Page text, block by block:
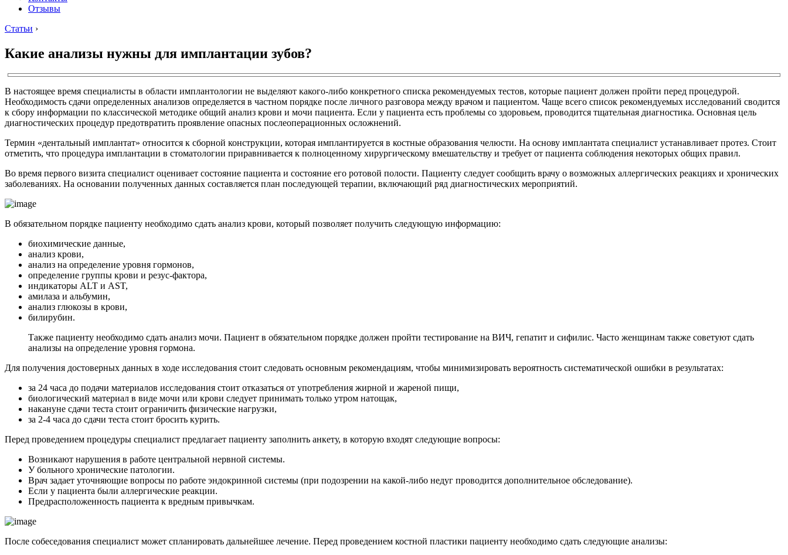
Отзывы
Статьи ›
Какие анализы нужны для имплантации зубов?
В настоящее время специалисты в области имплантологии не выделяют какого-либо конкретного списка рекомендуемых тестов, которые пациент должен пройти перед процедурой.
Необходимость сдачи определенных анализов определяется в частном порядке после личного разговора между врачом и пациентом. Чаще всего список рекомендуемых исследований сводится
к сбору информации по классической методике общий анализ крови и мочи пациента. Если у пациента есть проблемы со здоровьем, проводится тщательная диагностика. Основная цель
диагностических процедур предотвратить проявление опасных послеоперационных осложнений.
Термин «дентальный имплантат» относится к сборной конструкции, которая имплантируется в костные образования челюсти. На основу имплантата специалист устанавливает протез. Стоит
отметить, что процедура имплантации в стоматологии приравнивается к полноценному хирургическому вмешательству и требует от пациента соблюдения некоторых общих правил.
Во время первого визита специалист оценивает состояние пациента и состояние его ротовой полости. Пациенту следует сообщить врачу о возможных аллергических реакциях и хронических
заболеваниях. На основании полученных данных составляется план последующей терапии, включающий ряд диагностических мероприятий.
В обязательном порядке пациенту необходимо сдать анализ крови, который позволяет получить следующую информацию:
биохимические данные,
анализ крови,
анализ на определение уровня гормонов,
определение группы крови и резус-фактора,
индикаторы ALT и AST,
амилаза и альбумин,
анализ глюкозы в крови,
билирубин.
Также пациенту необходимо сдать анализ мочи. Пациент в обязательном порядке должен пройти тестирование на ВИЧ, гепатит и сифилис. Часто женщинам также советуют сдать
анализы на определение уровня гормона.
Для получения достоверных данных в ходе исследования стоит следовать основным рекомендациям, чтобы минимизировать вероятность систематической ошибки в результатах:
за 24 часа до подачи материалов исследования стоит отказаться от употребления жирной и жареной пищи,
биологический материал в виде мочи или крови следует принимать только утром натощак,
накануне сдачи теста стоит ограничить физические нагрузки,
за 2-4 часа до сдачи теста стоит бросить курить.
Перед проведением процедуры специалист предлагает пациенту заполнить анкету, в которую входят следующие вопросы:
Возникают нарушения в работе центральной нервной системы.
У больного хронические патологии.
Врач задает уточняющие вопросы по работе эндокринной системы (при подозрении на какой-либо недуг проводится дополнительное обследование).
Если у пациента были аллергические реакции.
Предрасположенность пациента к вредным привычкам.
После собеседования специалист может спланировать дальнейшее лечение. Перед проведением костной пластики пациенту необходимо сдать следующие анализы: